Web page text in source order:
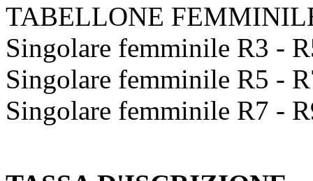
TABELLONE
Singolare femminile R3 -
Singolare femminile R5 -
Singolare femminile R7 -